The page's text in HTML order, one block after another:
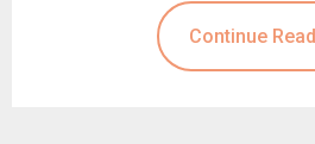
Continue